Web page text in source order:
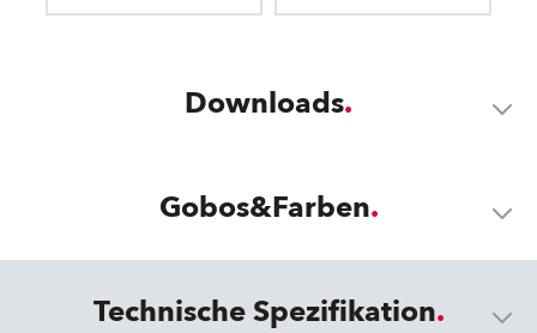
Downloads
Gobos&Farben
Technische Spezifikation